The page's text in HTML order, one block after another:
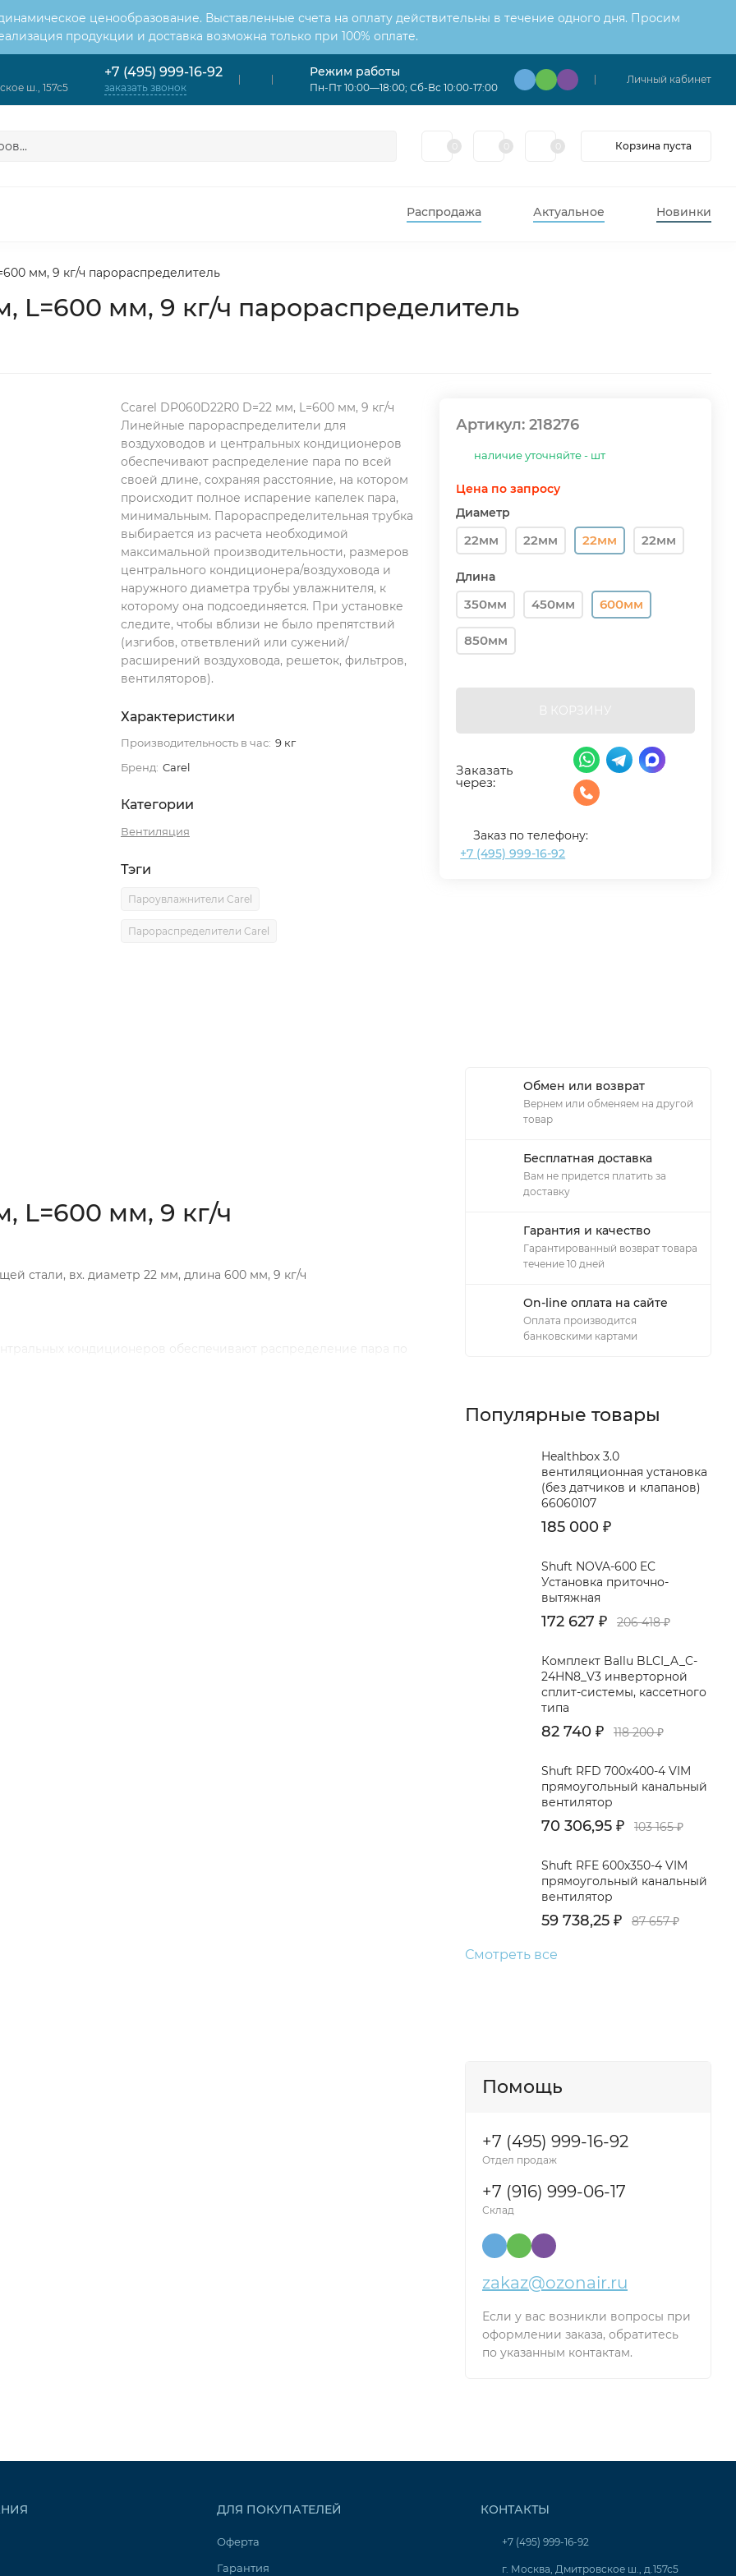
ценообразование. Выставленные счета на оплату действительны в течение одного дня. Просим
продукции и доставка возможна только при 100% оплате.
ш., 157с5
+7 (495) 999-16-92
заказать звонок
Режим работы
Пн-Пт 10:00—18:00; Сб-Вс 10:00-17:00
Личный кабинет
Корзина пуста
Распродажа Актуальное Новинки
мм, 9 кг/ч парораспределитель
L=600 мм, 9 кг/ч парораспределитель
Ccarel DP060D22R0 D=22 мм, L=600 мм, 9 кг/ч
Линейные парораспределители для
воздуховодов и центральных кондиционеров
обеспечивают распределение пара по всей
своей длине, сохраняя расстояние, на котором
происходит полное испарение капелек пара,
минимальным. Парораспределительная трубка
выбирается из расчета необходимой
максимальной производительности, размеров
центрального кондиционера/воздуховода и
наружного диаметра трубы увлажнителя, к
которому она подсоединяется. При установке
следите, чтобы вблизи не было препятствий
(изгибов, ответвлений или сужений/
расширений воздуховода, решеток, фильтров,
вентиляторов).
Характеристики
Производительность в час: 9 кг
Бренд: Carel
Категории
Вентиляция
Тэги
Пароувлажнители Carel
Парораспределители Carel
Артикул:218276
наличие уточняйте - шт
Цена по запросу
Диаметр
22мм 22мм 22мм 22мм
Длина
350мм 450мм 600мм
850мм
В КОРЗИНУ
Заказать
через:
Заказ по телефону:
+7 (495) 999-16-92
L=600 мм, 9 кг/ч
стали, вх. диаметр 22 мм, длина 600 мм, 9 кг/ч
кондиционеров обеспечивают распределение пара по
полное испарение капелек пара, минимальным.
Обмен или возврат
Вернем или обменяем на другой
товар
Бесплатная доставка
Вам не придется платить за
доставку
Гарантия и качество
Гарантированный возврат товара
течение 10 дней
On-line оплата на сайте
Оплата производится
банковскими картами
Популярные товары
Healthbox 3.0
вентиляционная установка
(без датчиков и клапанов)
66060107
185 000 ₽
Shuft NOVA-600 EC
Установка приточно-
вытяжная
172 627 ₽ 206 418₽
Комплект Ballu BLCI_A_C-
24HN8_V3 инверторной
сплит-системы, кассетного
типа
82 740 ₽ 118 200₽
Shuft RFD 700x400-4 VIM
прямоугольный канальный
вентилятор
70 306,95 ₽ 103 165₽
Shuft RFE 600x350-4 VIM
прямоугольный канальный
вентилятор
59 738,25 ₽ 87 657₽
Смотреть все
Помощь
+7 (495) 999-16-92
Отдел продаж
+7 (916) 999-06-17
Склад
zakaz@ozonair.ru
Если у вас возникли вопросы при
оформлении заказа, обратитесь
по указанным контактам.
ДЛЯ ПОКУПАТЕЛЕЙ
Оферта
Гарантия
КОНТАКТЫ
+7 (495) 999-16-92
г. Москва, Дмитровское ш., д.157с5